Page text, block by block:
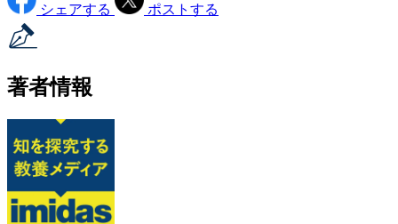
シェアする ポストする
著者情報